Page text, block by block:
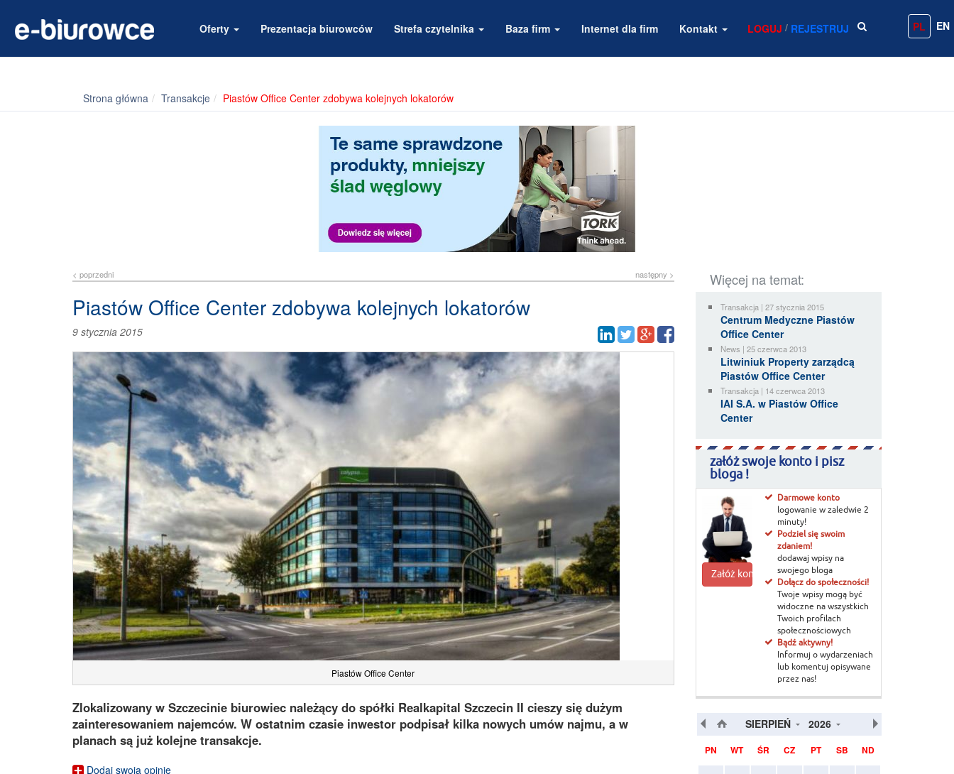
Oferty Prezentacja biurowców Strefa czytelnika Baza firm Internet dla firm Kontakt LOGUJ / REJESTRUJ PL EN
Strona główna Transakcje Piastów Office Center zdobywa kolejnych lokatorów
< poprzedni następny >
Piastów Office Center zdobywa kolejnych lokatorów
9 stycznia 2015
Piastów Office Center
Zlokalizowany w Szczecinie biurowiec należący do spółki Realkapital Szczecin II cieszy się dużym
zainteresowaniem najemców. W ostatnim czasie inwestor podpisał kilka nowych umów najmu, a w
planach są już kolejne transakcje.
Dodaj swoją opinię
Więcej na temat:
Transakcja | 27 stycznia 2015
Centrum Medyczne Piastów
Office Center
News | 25 czerwca 2013
Litwiniuk Property zarządcą
Piastów Office Center
Transakcja | 14 czerwca 2013
IAI S.A. w Piastów Office
Center
załóż swoje konto i pisz
bloga !
Załóż konto
Darmowe konto
logowanie w zaledwie 2
minuty!
Podziel się swoim
zdaniem!
dodawaj wpisy na
swojego bloga
Dołącz do społeczności!
Twoje wpisy mogą być
widoczne na wszystkich
Twoich profilach
społecznościowych
Bądź aktywny!
Informuj o wydarzeniach
lub komentuj opisywane
przez nas!
SIERPIEŃ 2026
PN WT ŚR CZ PT SB ND